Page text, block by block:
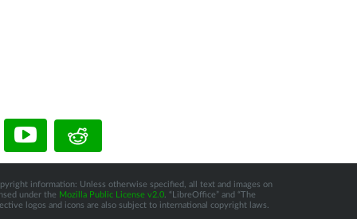
information: Unless otherwise specified, all text and images on
under the Mozilla Public License v2.0. “LibreOffice” and “The
logos and icons are also subject to international copyright laws.